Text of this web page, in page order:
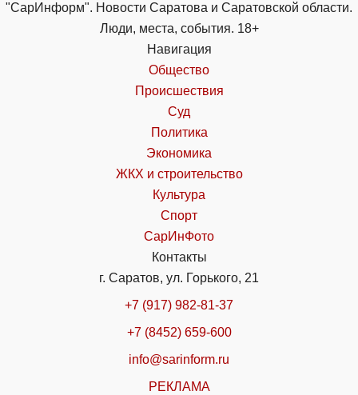
"СарИнформ". Новости Саратова и Саратовской области.
Люди, места, события. 18+
Навигация
Общество
Происшествия
Суд
Политика
Экономика
ЖКХ и строительство
Культура
Спорт
СарИнФото
Контакты
г. Саратов, ул. Горького, 21
+7 (917) 982-81-37
+7 (8452) 659-600
info@sarinform.ru
РЕКЛАМА